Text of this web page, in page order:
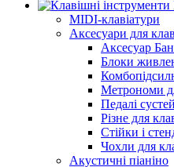
MIDI-клавіатури
Аксесуари для
Аксесуар
Блоки
Метрономи
Педалі
Різне для
Стійки і
Чохли для
Акустичні піаніно